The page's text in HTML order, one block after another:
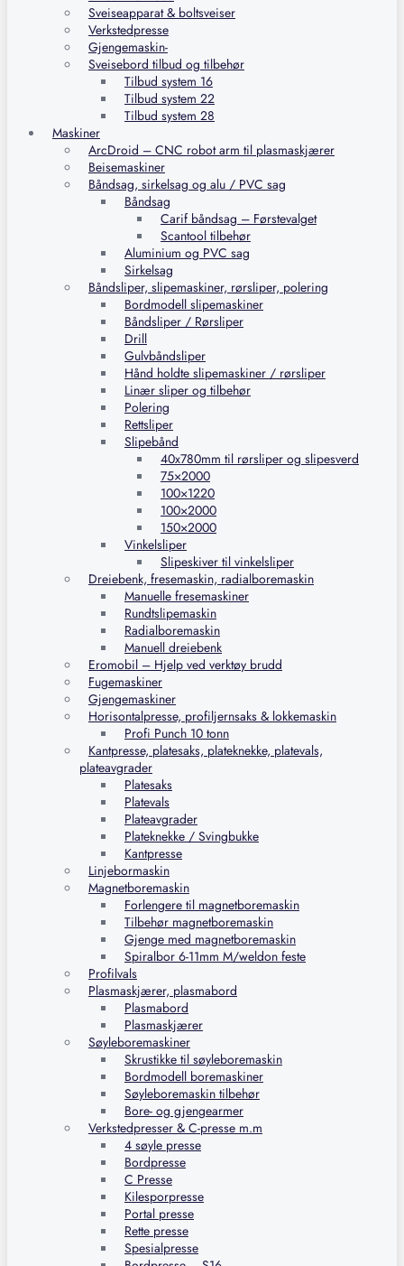
Sveiseapparat & boltsveiser
Verkstedpresse
Gjengemaskin-
Sveisebord tilbud og tilbehør
Tilbud system 16
Tilbud system 22
Tilbud system 28
Maskiner
ArcDroid – CNC robot arm til plasmaskjærer
Beisemaskiner
Båndsag, sirkelsag og alu / PVC sag
Båndsag
Carif båndsag – Førstevalget
Scantool tilbehør
Aluminium og PVC sag
Sirkelsag
Båndsliper, slipemaskiner, rørsliper, polering
Bordmodell slipemaskiner
Båndsliper / Rørsliper
Drill
Gulvbåndsliper
Hånd holdte slipemaskiner / rørsliper
Linær sliper og tilbehør
Polering
Rettsliper
Slipebånd
40x780mm til rørsliper og slipesverd
75×2000
100×1220
100×2000
150×2000
Vinkelsliper
Slipeskiver til vinkelsliper
Dreiebenk, fresemaskin, radialboremaskin
Manuelle fresemaskiner
Rundtslipemaskin
Radialboremaskin
Manuell dreiebenk
Eromobil – Hjelp ved verktøy brudd
Fugemaskiner
Gjengemaskiner
Horisontalpresse, profiljernsaks & lokkemaskin
Profi Punch 10 tonn
Kantpresse, platesaks, plateknekke, platevals,
plateavgrader
Platesaks
Platevals
Plateavgrader
Plateknekke / Svingbukke
Kantpresse
Linjebormaskin
Magnetboremaskin
Forlengere til magnetboremaskin
Tilbehør magnetboremaskin
Gjenge med magnetboremaskin
Spiralbor 6-11mm M/weldon feste
Profilvals
Plasmaskjærer, plasmabord
Plasmabord
Plasmaskjærer
Søyleboremaskiner
Skrustikke til søyleboremaskin
Bordmodell boremaskiner
Søyleboremaskin tilbehør
Bore- og gjengearmer
Verkstedpresser & C-presse m.m
4 søyle presse
Bordpresse
C Presse
Kilesporpresse
Portal presse
Rette presse
Spesialpresse